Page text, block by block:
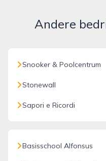
Andere
Snooker & Poolcentrum
Stonewall
Sapori e Ricordi
Basisschool Alfonsus